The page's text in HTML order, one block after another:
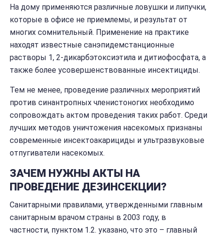
На дому применяются различные ловушки и липучки,
которые в офисе не приемлемы, и результат от
многих сомнительный. Применение на практике
находят известные санэпидемстанционные
растворы 1, 2-дикарбэтоксиэтила и дитиофосфата, а
также более усовершенствованные инсектициды.
Тем не менее, проведение различных мероприятий
против синантропных членистоногих необходимо
сопровождать актом проведения таких работ. Среди
лучших методов уничтожения насекомых признаны
современные инсектоакарициды и ультразвуковые
отпугиватели насекомых.
ЗАЧЕМ НУЖНЫ АКТЫ НА
ПРОВЕДЕНИЕ ДЕЗИНСЕКЦИИ?
Санитарными правилами, утвержденными главным
санитарным врачом страны в 2003 году, в
частности, пунктом 1.2. указано, что это – главный